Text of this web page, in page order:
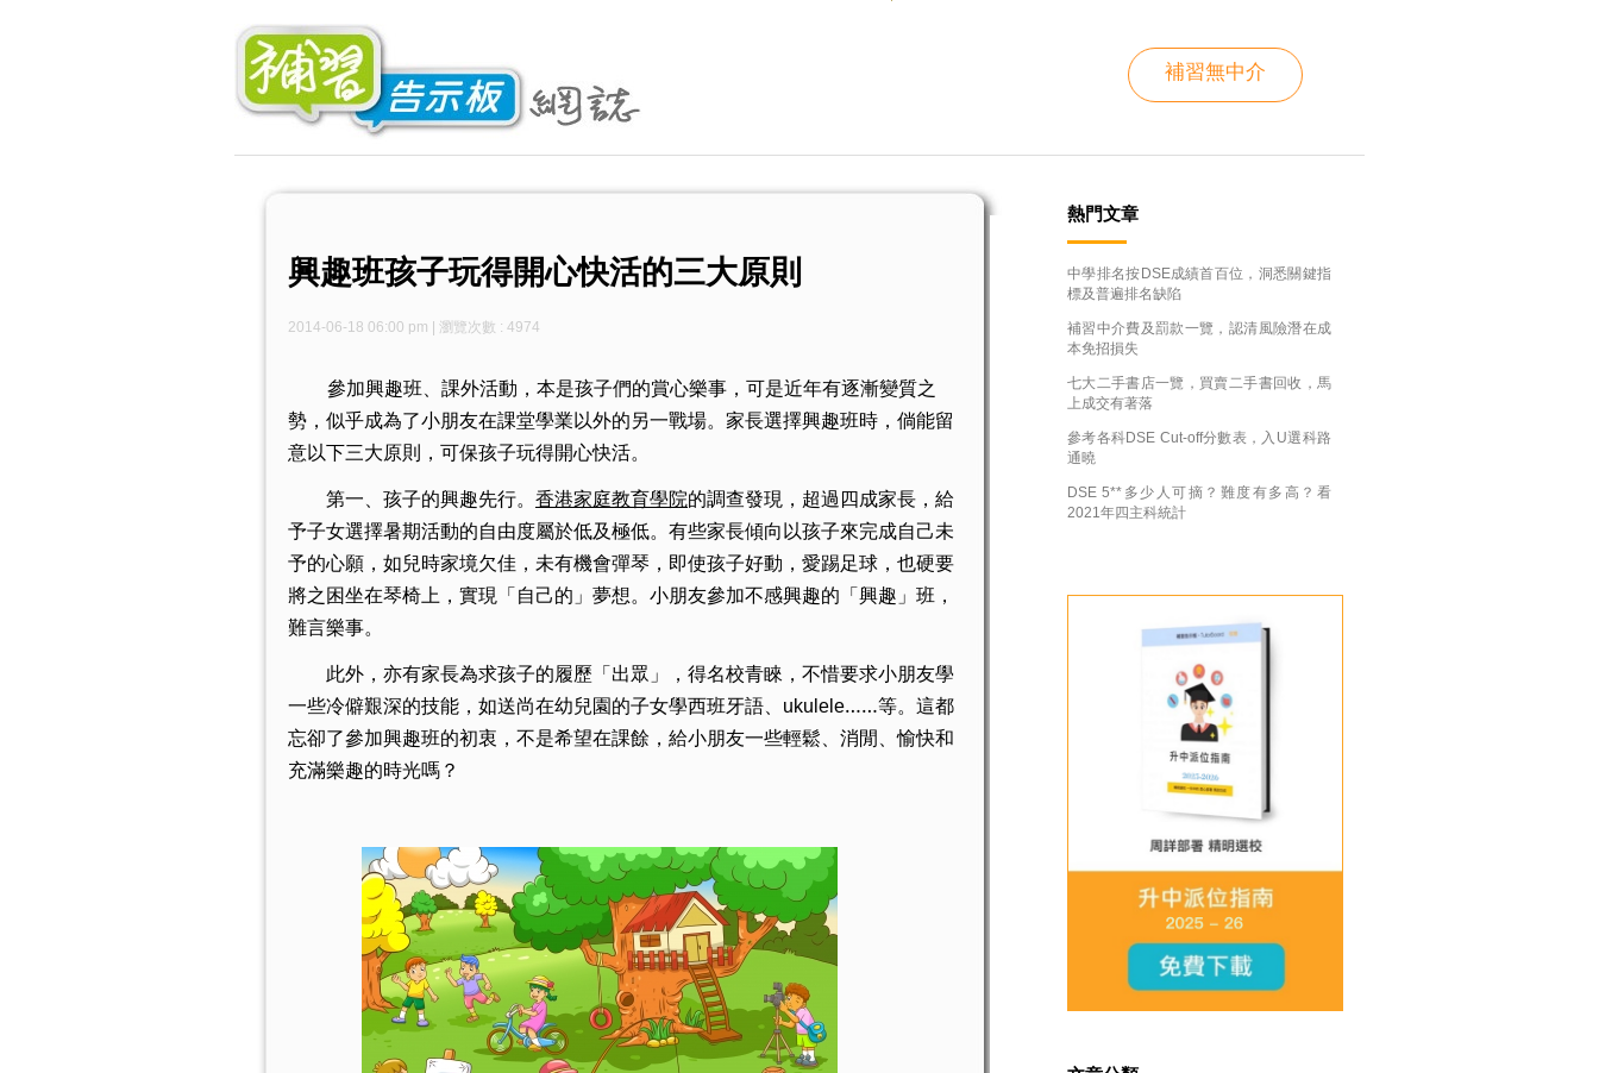
補習無中介
興趣班孩子玩得開心快活的三大原則
2014-06-18 06:00 pm | 瀏覽次數 : 4974
參加興趣班、課外活動，本是孩子們的賞心樂事，可是近年有逐漸變質之
勢，似乎成為了小朋友在課堂學業以外的另一戰場。家長選擇興趣班時，倘能留
意以下三大原則，可保孩子玩得開心快活。
第一、孩子的興趣先行。 香港家庭教育學院的調查發現，超過四成家長，給
予子女選擇暑期活動的自由度屬於低及極低。有些家長傾向以孩子來完成自己未
予的心願，如兒時家境欠佳，未有機會彈琴，即使孩子好動，愛踢足球，也硬要
將之困坐在琴椅上，實現「自己的」夢想。小朋友參加不感興趣的「興趣」班，
難言樂事。
此外，亦有家長為求孩子的履歷「出眾」，得名校青睞，不惜要求小朋友學
一些冷僻艱深的技能，如送尚在幼兒園的子女學西班牙語、
ukulele……等。這都
忘卻了參加興趣班的初衷，不是希望在課餘，給小朋友一些輕鬆、消閒、愉快和
充滿樂趣的時光嗎？
熱門文章
中學排名按DSE成績首百位，洞悉關鍵指
標及普遍排名缺陷
補習中介費及罰款一覽，認清風險潛在成
本免招損失
七大二手書店一覽，買賣二手書回收，馬
上成交有著落
參考各科DSE Cut-off分數表，入U選科路
通曉
DSE 5**多少人可摘？難度有多高？看
2021年四主科統計